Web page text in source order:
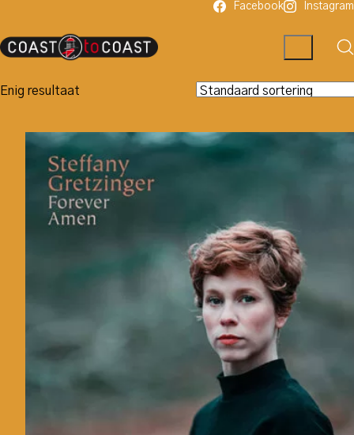
Facebook Instagram
Enig resultaat